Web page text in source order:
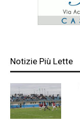
Notizie Più Lette